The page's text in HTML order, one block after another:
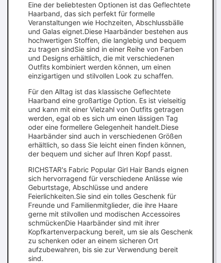
Eine der beliebtesten Optionen ist das Geflechtete
Haarband, das sich perfekt für formelle
Veranstaltungen wie Hochzeiten, Abschlussbälle
und Galas eignet.Diese Haarbänder bestehen aus
hochwertigen Stoffen, die langlebig und bequem
zu tragen sindSie sind in einer Reihe von Farben
und Designs erhältlich, die mit verschiedenen
Outfits kombiniert werden können, um einen
einzigartigen und stilvollen Look zu schaffen.
Für den Alltag ist das klassische Geflechtete
Haarband eine großartige Option. Es ist vielseitig
und kann mit einer Vielzahl von Outfits getragen
werden, egal ob es sich um einen lässigen Tag
oder eine formellere Gelegenheit handelt.Diese
Haarbänder sind auch in verschiedenen Größen
erhältlich, so dass Sie leicht einen finden können,
der bequem und sicher auf Ihren Kopf passt.
RICHSTAR's Fabric Popular Girl Hair Bands eignen
sich hervorragend für verschiedene Anlässe wie
Geburtstage, Abschlüsse und andere
Feierlichkeiten.Sie sind ein tolles Geschenk für
Freunde und Familienmitglieder, die ihre Haare
gerne mit stilvollen und modischen Accessoires
schmückenDie Haarbänder sind mit ihrer
Kopfkartenverpackung bereit, um sie als Geschenk
zu schenken oder an einem sicheren Ort
aufzubewahren, bis sie zur Verwendung bereit
sind.